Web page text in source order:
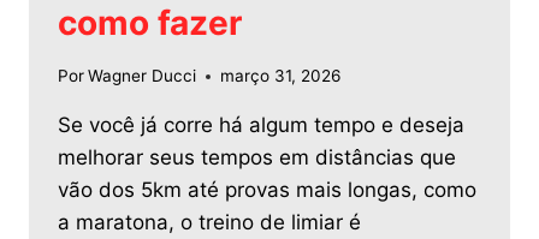
como fazer
PorWagner Ducci março 31, 2026
Se você já corre há algum tempo e deseja
melhorar seus tempos em distâncias que
vão dos 5km até provas mais longas, como
a maratona, o treino de limiar é